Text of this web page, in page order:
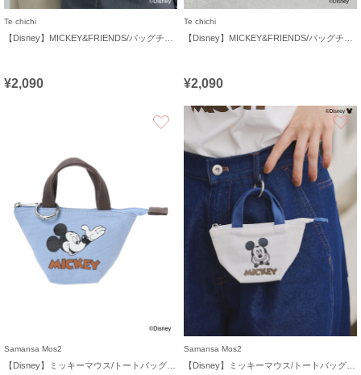
Te chichi
¥2,090
Te chichi
¥2,090
お気に入り
Samansa Mos2 Samansa Mos2